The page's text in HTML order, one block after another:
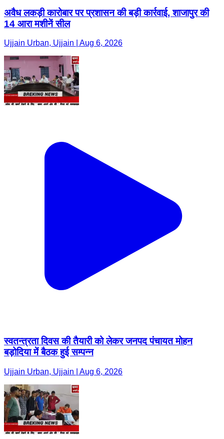
अवैध लकड़ी कारोबार पर प्रशासन की बड़ी कार्रवाई, शाजापुर की
14 आरा मशीनें सील
Ujjain Urban, Ujjain | Aug 6, 2026
स्वतन्त्रता दिवस की तैयारी को लेकर जनपद पंचायत मोहन
बड़ोदिया में बैठक हुई सम्पन्न
Ujjain Urban, Ujjain | Aug 6, 2026